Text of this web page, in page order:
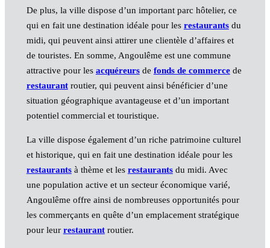
De plus, la ville dispose d’un important parc hôtelier, ce
qui en fait une destination idéale pour les restaurantsdu
midi, qui peuvent ainsi attirer une clientèle d’affaires et
de touristes. En somme, Angoulême est une commune
attractive pour les acquéreursde fonds de commercede
restaurantroutier, qui peuvent ainsi bénéficier d’une
situation géographique avantageuse et d’un important
potentiel commercial et touristique.
La ville dispose également d’un riche patrimoine culturel
et historique, qui en fait une destination idéale pour les
restaurantsà thème et les restaurantsdu midi. Avec
une population active et un secteur économique varié,
Angoulême offre ainsi de nombreuses opportunités pour
les commerçants en quête d’un emplacement stratégique
pour leur restaurantroutier.